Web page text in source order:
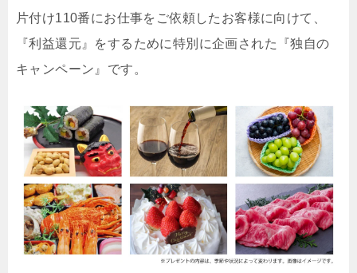
片付け110番にお仕事をご依頼したお客様に向けて、
『利益還元』をするために特別に企画された『独自の
キャンペーン』です。